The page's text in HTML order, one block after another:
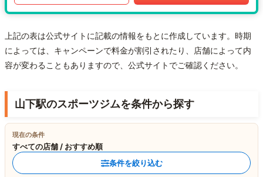
上記の表は公式サイトに記載の情報をもとに作成しています。時期
によっては、キャンペーンで料金が割引されたり、店舗によって内
容が変わることもありますので、公式サイトでご確認ください。
山下駅のスポーツジムを条件から探す
現在の条件
すべての店舗 / おすすめ順
条件を絞り込む